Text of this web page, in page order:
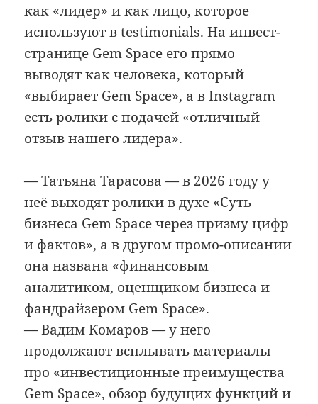
как «лидер» и как лицо, которое
используют в testimonials. На инвест-
странице Gem Space его прямо
выводят как человека, который
«выбирает Gem Space», а в Instagram
есть ролики с подачей «отличный
отзыв нашего лидера».
— Татьяна Тарасова — в 2026 году у
неё выходят ролики в духе «Суть
бизнеса Gem Space через призму цифр
и фактов», а в другом промо-описании
она названа «финансовым
аналитиком, оценщиком бизнеса и
фандрайзером Gem Space».
— Вадим Комаров — у него
продолжают всплывать материалы
про «инвестиционные преимущества
Gem Space», обзор будущих функций и